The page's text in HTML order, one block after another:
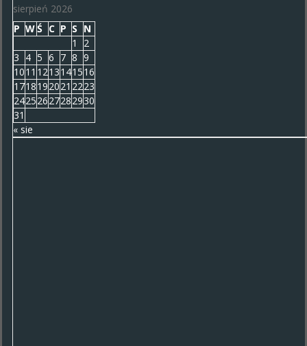
sierpień 2026
P WŚ C P S N
1
2
3 4 5 6 7 8 9
1011 1213141516
1718192021 2223
24252627282930
31
« sie